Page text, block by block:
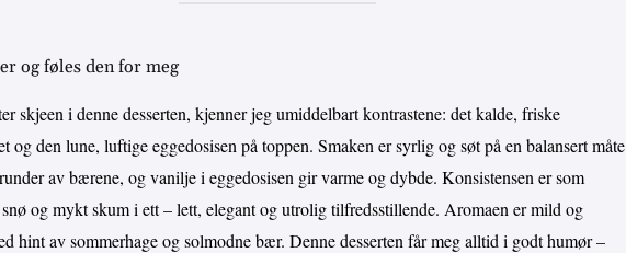
og føles den for meg
skjeen i denne desserten, kjenner jeg umiddelbart kontrastene: det kalde, friske
og den lune, luftige eggedosisen på toppen. Smaken er syrlig og søt på en balansert måte
av bærene, og vanilje i eggedosisen gir varme og dybde. Konsistensen er som
og mykt skum i ett – lett, elegant og utrolig tilfredsstillende. Aromaen er mild og
hint av sommerhage og solmodne bær. Denne desserten får meg alltid i godt humør –